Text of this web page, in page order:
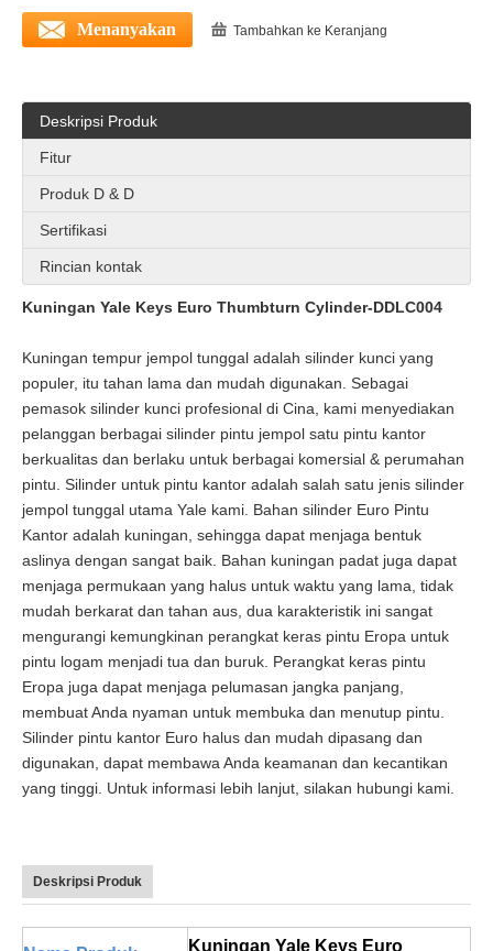
Menanyakan Tambahkan ke Keranjang
Deskripsi Produk
Fitur
Produk D & D
Sertifikasi
Rincian kontak
Kuningan Yale Keys Euro Thumbturn Cylinder-DDLC004
Kuningan tempur jempol tunggal adalah silinder kunci yang
populer, itu tahan lama dan mudah digunakan. Sebagai
pemasok silinder kunci profesional di Cina, kami menyediakan
pelanggan berbagai silinder pintu jempol satu pintu kantor
berkualitas dan berlaku untuk berbagai komersial & perumahan
pintu. Silinder untuk pintu kantor adalah salah satu jenis silinder
jempol tunggal utama Yale kami. Bahan silinder Euro Pintu
Kantor adalah kuningan, sehingga dapat menjaga bentuk
aslinya dengan sangat baik. Bahan kuningan padat juga dapat
menjaga permukaan yang halus untuk waktu yang lama, tidak
mudah berkarat dan tahan aus, dua karakteristik ini sangat
mengurangi kemungkinan perangkat keras pintu Eropa untuk
pintu logam menjadi tua dan buruk. Perangkat keras pintu
Eropa juga dapat menjaga pelumasan jangka panjang,
membuat Anda nyaman untuk membuka dan menutup pintu.
Silinder pintu kantor Euro halus dan mudah dipasang dan
digunakan, dapat membawa Anda keamanan dan kecantikan
yang tinggi. Untuk informasi lebih lanjut, silakan hubungi kami.
Deskripsi Produk
Kuningan Yale Keys Euro